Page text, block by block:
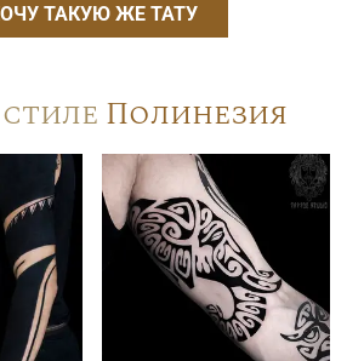
ТАКУЮ ЖЕ ТАТУ
Полинезия